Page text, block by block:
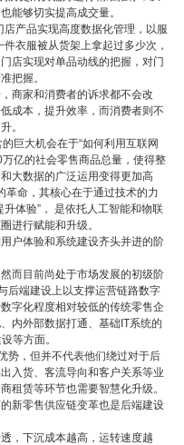
能够切实提高成交量。
产品实现高度数据化管理，以服
衣服被从货架上拿起过多少次，
店实现对单品动线的把握，对门
把握。
商家和消费者的诉求都不会改
成本，提升效率，而消费者则不
。
巨大机会在于“如何利用互联网
亿的社会零售商品总量，使得整
大数据的广泛运用变得更加高
革命，其核心在于通过技术的力
体验”， 是依托人工智能和物联
进行赋能和升级。
户体验和系统建设齐头并进的阶
而目前尚处于市场发展的初级阶
后端建设上以支撑运营链路数字
字化程度相对较低的传统零售企
内外部数据打通、基础IT系统的
等方面。
势，但并不代表他们绕过对于后
入货、客流导向和客户关系等业
租赁等环节也需要智慧化升级。
新零售供应链变革也是后端建设
，下沉成本越高，运转速度越